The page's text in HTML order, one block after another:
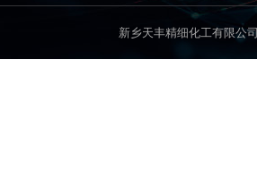
新乡天丰精细化工有限公